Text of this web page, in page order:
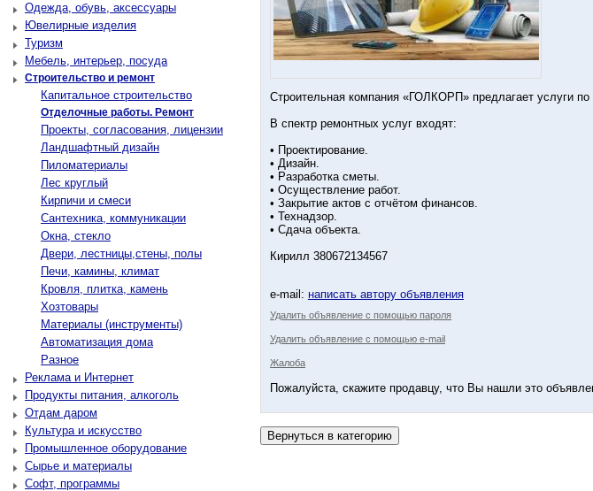
Одежда, обувь, аксессуары
Ювелирные изделия
Туризм
Мебель, интерьер, посуда
Строительство и ремонт
Капитальное строительство
Отделочные работы. Ремонт
Проекты, согласования, лицензии
Ландшафтный дизайн
Пиломатериалы
Лес круглый
Кирпичи и смеси
Сантехника, коммуникации
Окна, стекло
Двери, лестницы,стены, полы
Печи, камины, климат
Кровля, плитка, камень
Хозтовары
Материалы (инструменты)
Автоматизация дома
Разное
Реклама и Интернет
Продукты питания, алкоголь
Отдам даром
Культура и искусство
Промышленное оборудование
Сырье и материалы
Софт, программы
Строительная компания «ГОЛКОРП» предлагает услуги
В спектр ремонтных услуг входят:
• Проектирование.
• Дизайн.
• Разработка сметы.
• Осуществление работ.
• Закрытие актов с отчётом финансов.
• Технадзор.
• Сдача объекта.
Кирилл 380672134567
e-mail: написать автору объявления
Удалить объявление с помощью пароля
Удалить объявление с помощью e-mail
Жалоба
Пожалуйста, скажите продавцу, что Вы нашли это